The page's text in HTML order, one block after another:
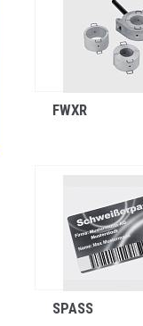
FWXR
SPASS